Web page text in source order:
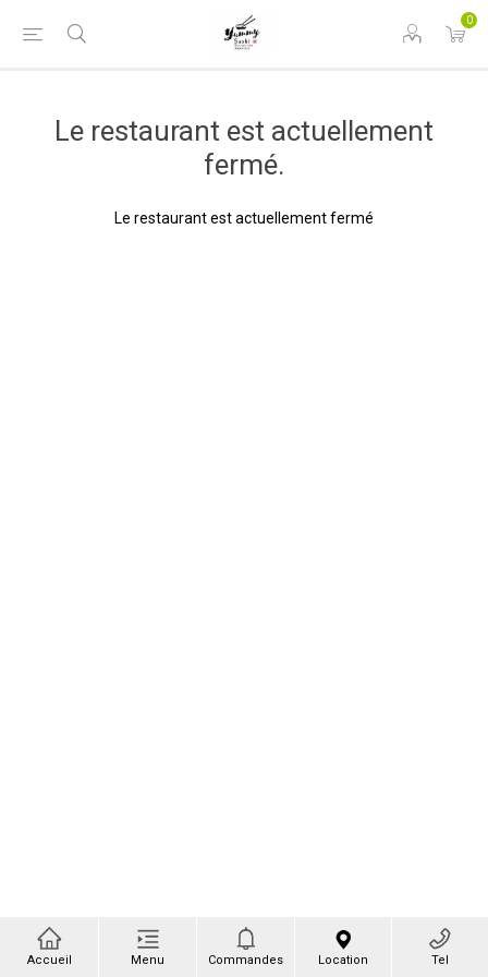
0
Le restaurant est actuellement
fermé.
Le restaurant est actuellement fermé
Accueil Menu Commandes Location Tel